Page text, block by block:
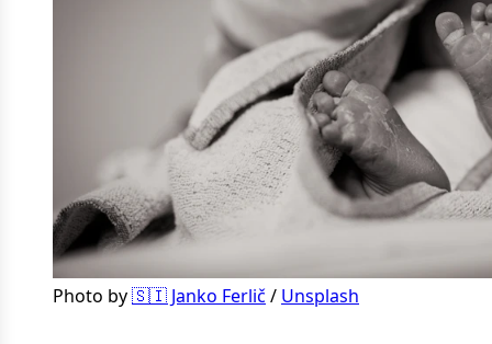
Photo by 🇸🇮 Janko Ferlič / Unsplash